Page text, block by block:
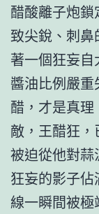
醋酸離子炮
致尖銳、刺
著一個狂妄
醬油比例嚴
醋，才是真
敵，王醋狂，
被迫從他對
狂妄的影子
線一瞬間被極